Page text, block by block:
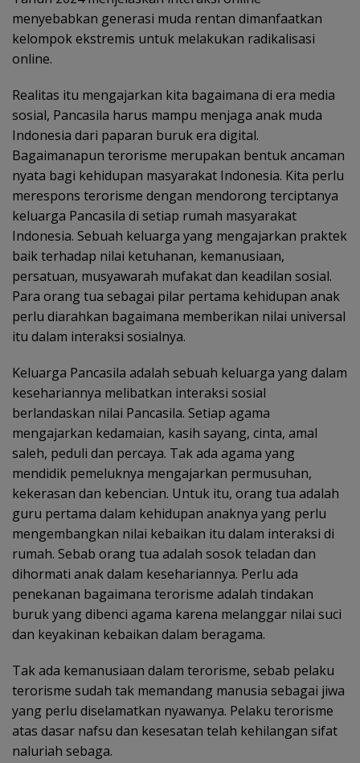
menyebabkan generasi muda rentan dimanfaatkan
kelompok ekstremis untuk melakukan radikalisasi
online.
Realitas itu mengajarkan kita bagaimana di era media
sosial, Pancasila harus mampu menjaga anak muda
Indonesia dari paparan buruk era digital.
Bagaimanapun terorisme merupakan bentuk ancaman
nyata bagi kehidupan masyarakat Indonesia. Kita perlu
merespons terorisme dengan mendorong terciptanya
keluarga Pancasila di setiap rumah masyarakat
Indonesia. Sebuah keluarga yang mengajarkan praktek
baik terhadap nilai ketuhanan, kemanusiaan,
persatuan, musyawarah mufakat dan keadilan sosial.
Para orang tua sebagai pilar pertama kehidupan anak
perlu diarahkan bagaimana memberikan nilai universal
itu dalam interaksi sosialnya.
Keluarga Pancasila adalah sebuah keluarga yang dalam
kesehariannya melibatkan interaksi sosial
berlandaskan nilai Pancasila. Setiap agama
mengajarkan kedamaian, kasih sayang, cinta, amal
saleh, peduli dan percaya. Tak ada agama yang
mendidik pemeluknya mengajarkan permusuhan,
kekerasan dan kebencian. Untuk itu, orang tua adalah
guru pertama dalam kehidupan anaknya yang perlu
mengembangkan nilai kebaikan itu dalam interaksi di
rumah. Sebab orang tua adalah sosok teladan dan
dihormati anak dalam kesehariannya. Perlu ada
penekanan bagaimana terorisme adalah tindakan
buruk yang dibenci agama karena melanggar nilai suci
dan keyakinan kebaikan dalam beragama.
Tak ada kemanusiaan dalam terorisme, sebab pelaku
terorisme sudah tak memandang manusia sebagai jiwa
yang perlu diselamatkan nyawanya. Pelaku terorisme
atas dasar nafsu dan kesesatan telah kehilangan sifat
naluriah sebaga.